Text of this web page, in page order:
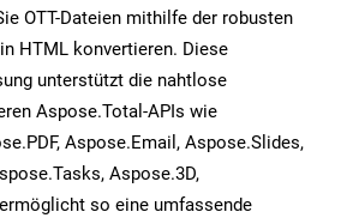
OTT-Dateien mithilfe der robusten
HTML konvertieren. Diese
unterstützt die nahtlose
Aspose.Total-APIs wie
Aspose.Email, Aspose.Slides,
Aspose.3D,
so eine umfassende